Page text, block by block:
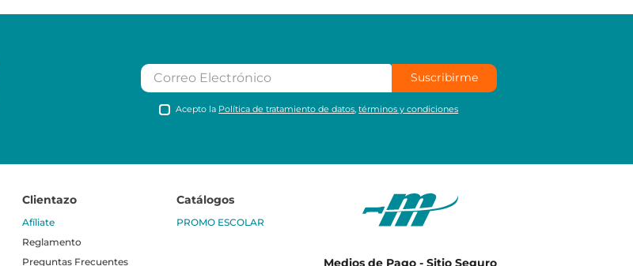
Suscribirme
Acepto la Política de tratamiento de datos ,términos y condiciones
Clientazo
Afíliate
Reglamento
Preguntas Frecuentes
Catálogos
PROMO ESCOLAR
Medios de Pago - Sitio Seguro